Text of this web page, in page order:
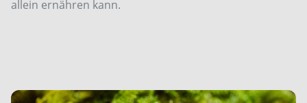
allein ernähren kann.